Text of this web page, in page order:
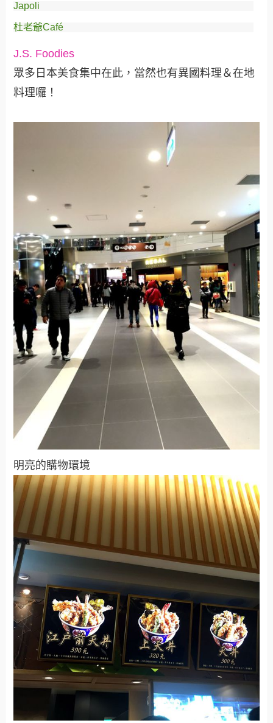
Japoli
杜老爺Café
J.S. Foodies
眾多日本美食集中在此，當然也有異國料理＆在地
料理囉！
明亮的購物環境